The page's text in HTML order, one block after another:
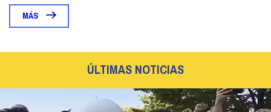
MÁS
ÚLTIMAS NOTICIAS